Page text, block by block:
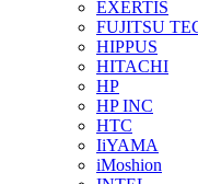
EXERTIS
FUJITSU
HIPPUS
HITACHI
HP
HP INC
HTC
IiYAMA
iMoshion